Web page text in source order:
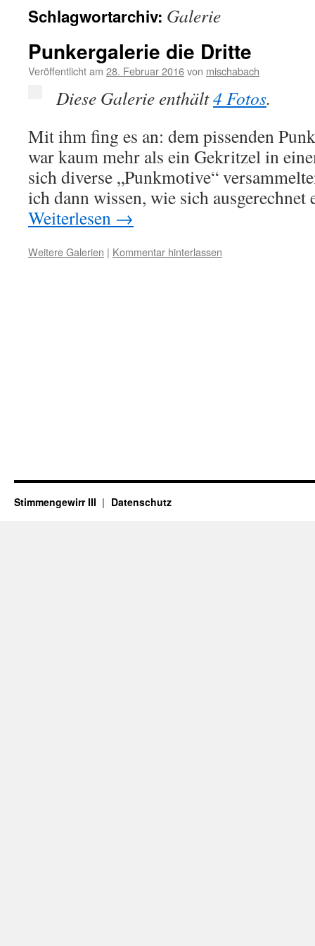
Schlagwortarchiv: Galerie
Punkergalerie die Dritte
Veröffentlicht am 28. Februar 2016von mischabach
Diese Galerie enthält4 Fotos.
Mit ihm fing es an: dem pissenden
war kaum mehr als ein Gekritzel in
sich diverse „Punkmotive“
ich dann wissen, wie sich
Weiterlesen →
Weitere Galerien | Kommentar hinterlassen
Stimmengewirr III Datenschutz